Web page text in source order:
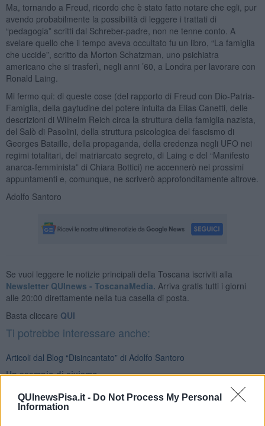
QUInewsPisa.it - Do Not Process My Personal
Information
Ma, tornando a Freud, ricordo che è stato fatto notare che egli, pur
avendo probabilmente la possibilità di leggere i trattati di
“pedagogia” scritti dal Schreber-padre, non ne tenne conto. A
svelare quello che il tempo aveva occultato fu un libro, “La famiglia
che uccide”, scritto da Morton Schatzman, uno psichiatra
americano che si trasferì, negli anni ’60, a Londra per lavorare con
Ronald Laing.
Mi fermo qui: di queste cose (del rapporto di Freud con Dio-Patria-
Famiglia, della gaytudine del potere intuita da Elias Canetti, delle
descrizioni di Wilhelm Reich circa la struttura della famiglia nazista,
del Salò di Pasolini, della struttura psicologica del fascismo di
Georges Bataille, della propaganda, della credenza negli UFO nei
regimi totalitari, del matriarcato segreto, di Laing e del “Manifesto
anarca-femminista” di Chiara Bottici) ne accennerò nei prossimi
appuntamenti e, comunque, ne scriverò approfonditamente altrove.
Adolfo Santoro
Se vuoi leggere le notizie principali della Toscana iscriviti alla
Newsletter QUInews - ToscanaMedia. Arriva gratis tutti i giorni
alle 20:00 direttamente nella tua casella di posta.
Basta cliccare QUI
Ti potrebbe interessare anche:
Articoli dal Blog “Disincantato” di Adolfo Santoro
​Un esempio di civismo
​Linee guida per organizzare il civismo della complessità
​Il ripristino della natura secondo la legge e l’impegno dei
Cittadini